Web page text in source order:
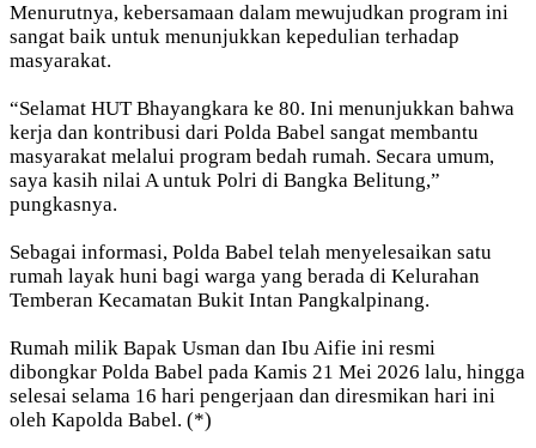
Menurutnya, kebersamaan dalam mewujudkan program ini
sangat baik untuk menunjukkan kepedulian terhadap
masyarakat.
“Selamat HUT Bhayangkara ke 80. Ini menunjukkan bahwa
kerja dan kontribusi dari Polda Babel sangat membantu
masyarakat melalui program bedah rumah. Secara umum,
saya kasih nilai A untuk Polri di Bangka Belitung,”
pungkasnya.
Sebagai informasi, Polda Babel telah menyelesaikan satu
rumah layak huni bagi warga yang berada di Kelurahan
Temberan Kecamatan Bukit Intan Pangkalpinang.
Rumah milik Bapak Usman dan Ibu Aifie ini resmi
dibongkar Polda Babel pada Kamis 21 Mei 2026 lalu, hingga
selesai selama 16 hari pengerjaan dan diresmikan hari ini
oleh Kapolda Babel. (*)